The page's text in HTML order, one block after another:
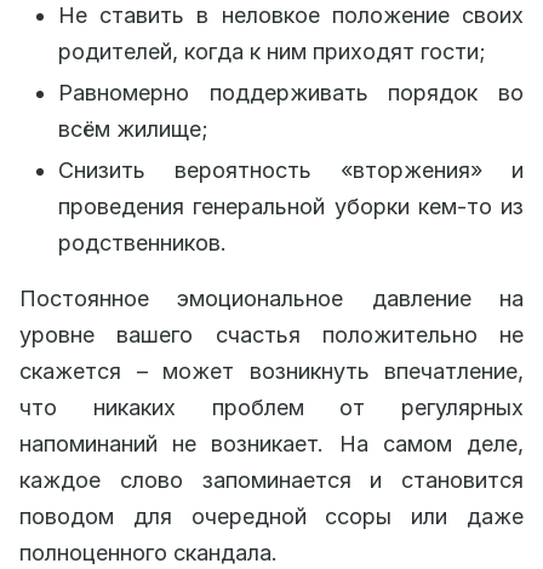
Не ставить в неловкое положение своих
родителей, когда к ним приходят гости;
Равномерно поддерживать порядок во
всём жилище;
Снизить вероятность «вторжения» и
проведения генеральной уборки кем-то из
родственников.
Постоянное эмоциональное давление на
уровне вашего счастья положительно не
скажется – может возникнуть впечатление,
что никаких проблем от регулярных
напоминаний не возникает. На самом деле,
каждое слово запоминается и становится
поводом для очередной ссоры или даже
полноценного скандала.